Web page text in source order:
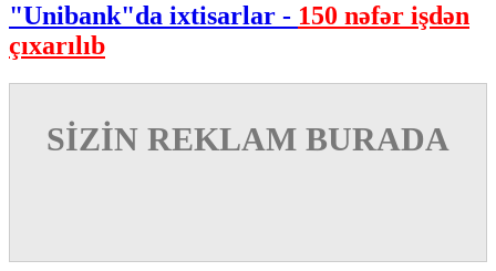
"Unibank"da ixtisarlar - 150 nəfər işdən
çıxarılıb
SİZİN REKLAM BURADA